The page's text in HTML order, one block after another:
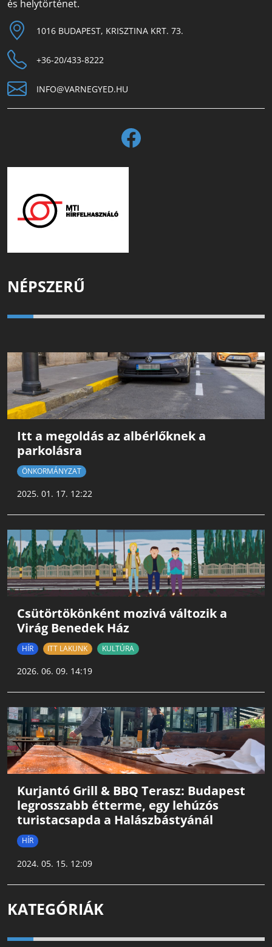
és helytörténet.
1016 BUDAPEST, KRISZTINA KRT. 73.
+36-20/433-8222
INFO@VARNEGYED.HU
NÉPSZERŰ
Itt a megoldás az albérlőknek a
parkolásra
ÖNKORMÁNYZAT
2025. 01. 17. 12:22
Csütörtökönként mozivá változik a
Virág Benedek Ház
HÍR ITT LAKUNK KULTÚRA
2026. 06. 09. 14:19
Kurjantó Grill & BBQ Terasz: Budapest
legrosszabb étterme, egy lehúzós
turistacsapda a Halászbástyánál
HÍR
2024. 05. 15. 12:09
KATEGÓRIÁK